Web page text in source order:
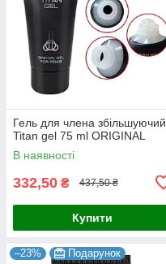
Гель для члена збільшуючий
Titan gel 75 ml ORIGINAL
В наявності
332,50 ₴ 437,50 ₴
Купити
–23% Подарунок